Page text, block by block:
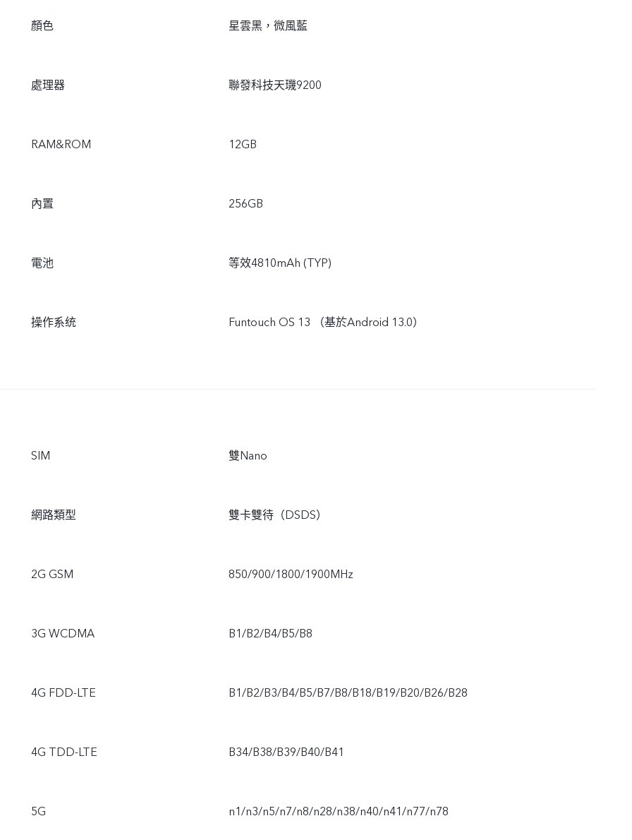
顏色 星雲黑，微風藍
處理器 聯發科技天璣9200
RAM&ROM 12GB
內置 256GB
電池 等效4810mAh (TYP)
操作系统 Funtouch OS 13 （基於Android 13.0）
SIM 雙Nano
網路類型 雙卡雙待（DSDS）
2G GSM 850/900/1800/1900MHz
3G WCDMA B1/B2/B4/B5/B8
4G FDD-LTE B1/B2/B3/B4/B5/B7/B8/B18/B19/B20/B26/B28
4G TDD-LTE B34/B38/B39/B40/B41
5G n1/n3/n5/n7/n8/n28/n38/n40/n41/n77/n78